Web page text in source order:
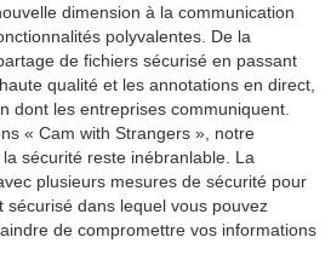
dimension à la communication
polyvalentes. De la
de fichiers sécurisé en passant
qualité et les annotations en direct,
dont les entreprises communiquent.
« Cam with Strangers », notre
sécurité reste inébranlable. La
plusieurs mesures de sécurité pour
dans lequel vous pouvez
de compromettre vos informations